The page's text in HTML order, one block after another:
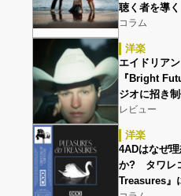
聴く者を導
コラム
洋楽
エイドリア
『Bright
ジオに招き
レビュー
洋楽
4ADはなぜ
か? タワレ
Treasures』